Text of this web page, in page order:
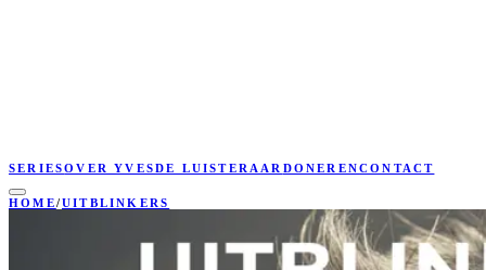
SERIESOVER YVESDE LUISTERAAR DONERENCONTACT
HOME/UITBLINKERS